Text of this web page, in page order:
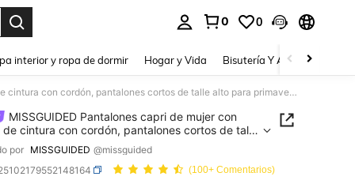
0 0
interior y ropa de dormir Hogar y Vida Bisutería Y Accesorios
MISSGUIDED Pantalones capri de mujer con detalle de cintura con cordón, pantalones cortos de talle alto para primavera y verano, uso casual y de oficina, moda en prendas inferiores
MISSGUIDED Pantalones capri de mujer con
de cintura con cordón, pantalones cortos de talle
prendas inferiores
por MISSGUIDED @missguided
(100+ Comentarios)